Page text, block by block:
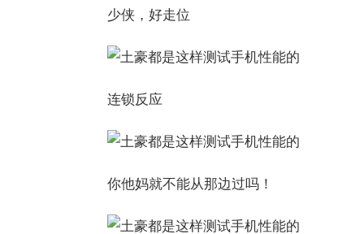
少侠，好走位
连锁反应
你他妈就不能从那边过吗！